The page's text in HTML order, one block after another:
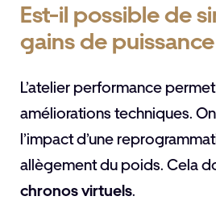
Est-il possible de
gains de
L’atelier performance
améliorations techniques.
l’impact d’une
allègement du poids. Cela
chronos virtuels.